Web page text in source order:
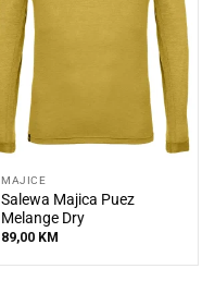
MAJICE
Salewa Majica Puez
Melange Dry
89,00 KM